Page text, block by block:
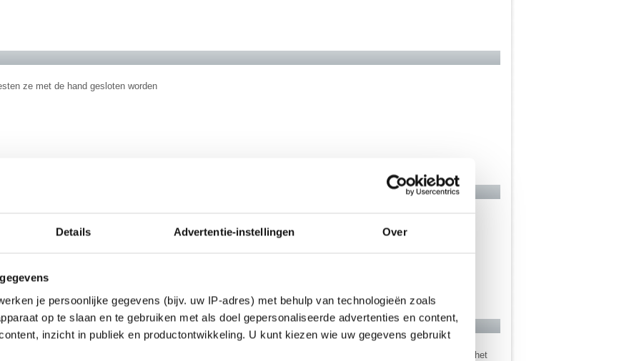
Details Advertentie-instellingen Over
je persoonlijke gegevens (bijv. uw IP-adres) met behulp van technologieën zoals
op te slaan en te gebruiken met als doel gepersonaliseerde advertenties en content,
inzicht in publiek en productontwikkeling. U kunt kiezen wie uw gegevens gebruikt
ze met de hand gesloten worden
ander tentamen niet gehaald.
zus zaterdag waarschijnlijk. Ze mag thuis op bezoek
Ik denk dat ze ook wel snel ontslagen zal worden uit het